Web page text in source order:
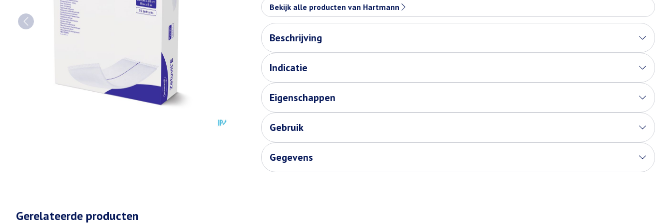
Bekijk alle producten van Hartmann
Beschrijving
Indicatie
Eigenschappen
Gebruik
Gegevens
Gerelateerde producten